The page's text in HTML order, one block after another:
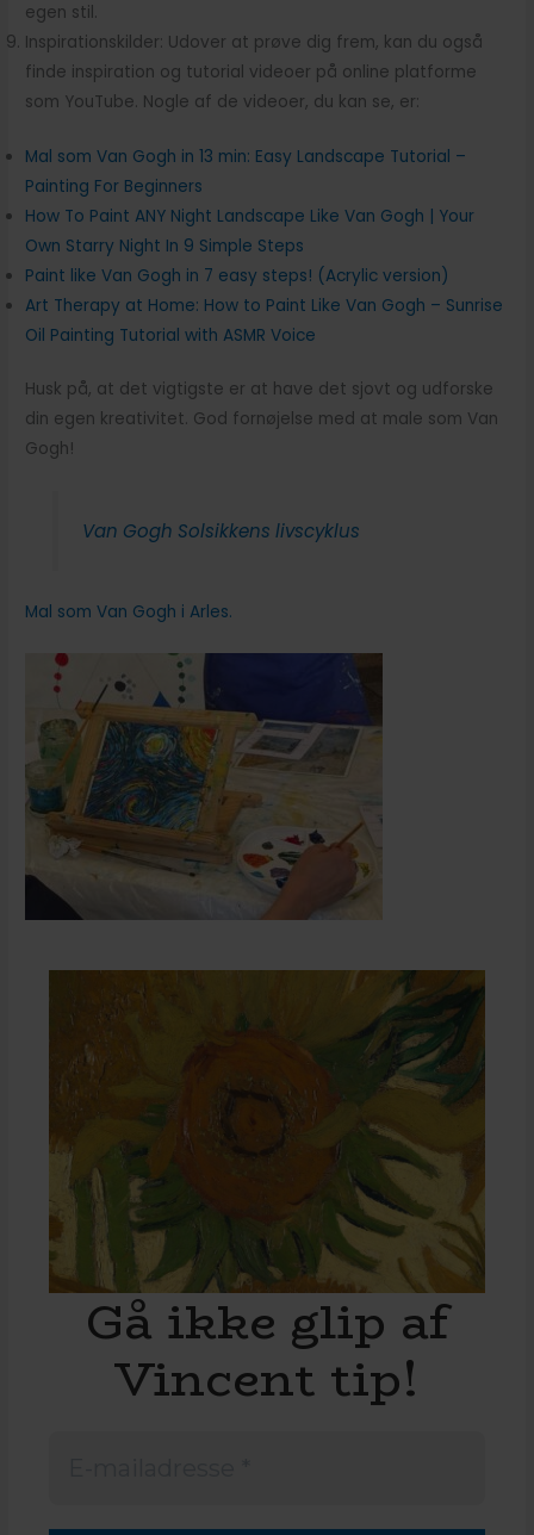
egen stil.
Inspirationskilder: Udover at prøve dig frem, kan du også
finde inspiration og tutorial videoer på online platforme
som YouTube. Nogle af de videoer, du kan se, er:
Mal som Van Gogh in 13 min: Easy Landscape Tutorial –
Painting For Beginners
How To Paint ANY Night Landscape Like Van Gogh | Your
Own Starry Night In 9 Simple Steps
Paint like Van Gogh in 7 easy steps! (Acrylic version)
Art Therapy at Home: How to Paint Like Van Gogh – Sunrise
Oil Painting Tutorial with ASMR Voice
Husk på, at det vigtigste er at have det sjovt og udforske
din egen kreativitet. God fornøjelse med at male som Van
Gogh!
Van Gogh Solsikkens livscyklus
Mal som Van Gogh i Arles.
Gå ikke glip af
Vincent tip!